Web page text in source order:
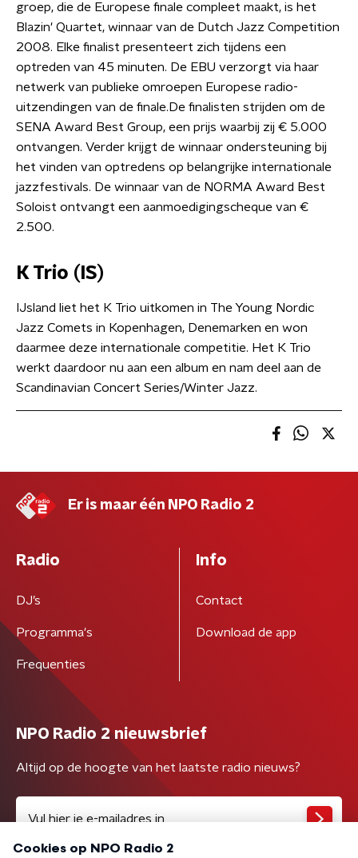
groep, die de Europese finale compleet maakt, is het
Blazin' Quartet, winnaar van de Dutch Jazz Competition
2008. Elke finalist presenteert zich tijdens een
optreden van 45 minuten. De EBU verzorgt via haar
netwerk van publieke omroepen Europese radio-
uitzendingen van de finale.De finalisten strijden om de
SENA Award Best Group, een prijs waarbij zij € 5.000
ontvangen. Verder krijgt de winnaar ondersteuning bij
het vinden van optredens op belangrijke internationale
jazzfestivals. De winnaar van de NORMA Award Best
Soloist ontvangt een aanmoedigingscheque van €
2.500.
K Trio (IS)
IJsland liet het K Trio uitkomen in The Young Nordic
Jazz Comets in Kopenhagen, Denemarken en won
daarmee deze internationale competitie. Het K Trio
werkt daardoor nu aan een album en nam deel aan de
Scandinavian Concert Series/Winter Jazz.
Er is maar één NPO Radio 2
Radio
DJ’s
Programma's
Frequenties
Info
Contact
Download de app
NPO Radio 2 nieuwsbrief
Altijd op de hoogte van het laatste radio nieuws?